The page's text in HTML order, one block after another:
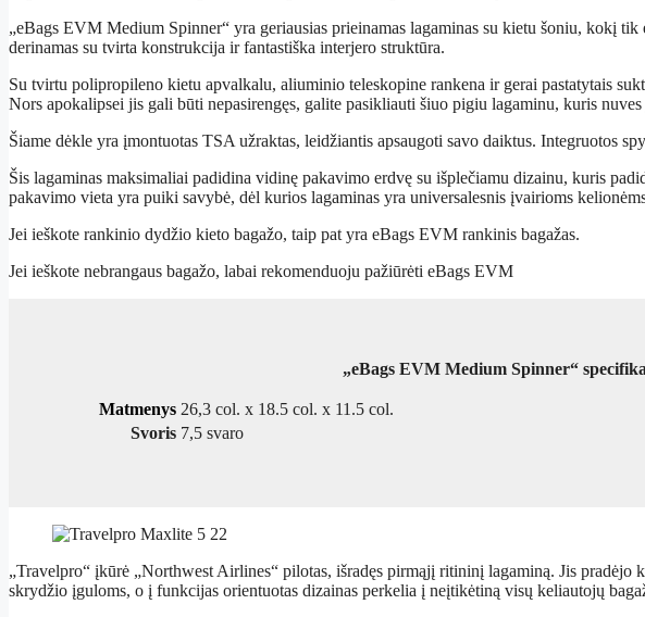
„eBags EVM Medium Spinner“ yra geriausias prieinamas lagaminas su kietu šoniu, kokį tik
derinamas su tvirta konstrukcija ir fantastiška interjero struktūra.
Su tvirtu polipropileno kietu apvalkalu, aliuminio teleskopine rankena ir gerai pastatytais
Nors apokalipsei jis gali būti nepasirengęs, galite pasikliauti šiuo pigiu lagaminu, kuris
Šiame dėkle yra įmontuotas TSA užraktas, leidžiantis apsaugoti savo daiktus. Integruotos
Šis lagaminas maksimaliai padidina vidinę pakavimo erdvę su išplečiamu dizainu, kuris
pakavimo vieta yra puiki savybė, dėl kurios lagaminas yra universalesnis įvairioms
Jei ieškote rankinio dydžio kieto bagažo, taip pat yra eBags EVM rankinis bagažas.
Jei ieškote nebrangaus bagažo, labai rekomenduoju pažiūrėti eBags EVM
„eBags EVM Medium Spinner“
Matmenys 26,3 col. x 18.5 col. x 11.5 col.
Svoris 7,5 svaro
„Travelpro“ įkūrė „Northwest Airlines“ pilotas, išradęs pirmąjį ritininį lagaminą. Jis pradėjo
skrydžio įguloms, o į funkcijas orientuotas dizainas perkelia į neįtikėtiną visų keliautojų